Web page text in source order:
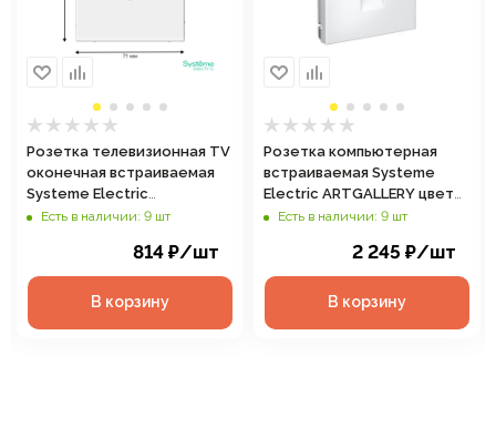
Розетка телевизионная TV
оконечная встраиваемая
Systeme Electric
ARTGALLERY цвет белый,
Есть в наличии: 9 шт
814 ₽/шт
В корзину
Розетка компьютерная
встраиваемая Systeme
Electric ARTGALLERY цвет
белый, арт. GAL000186
Есть в наличии: 9 шт
2 245 ₽/шт
В корзину